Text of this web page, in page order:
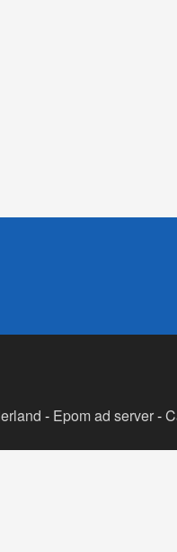
- Epom ad server-